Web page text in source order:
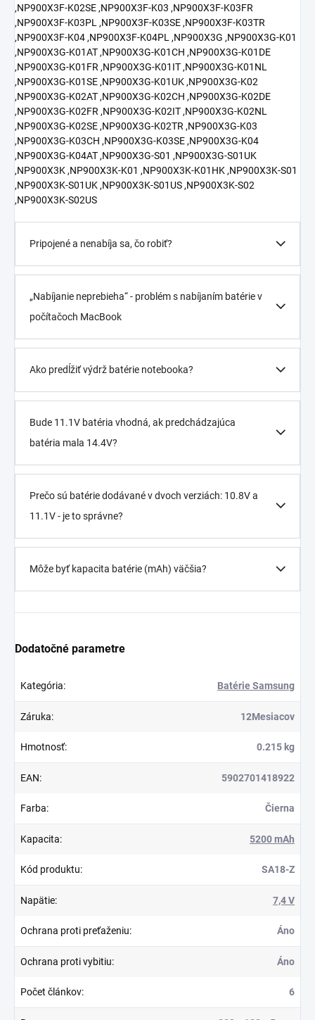
,NP900X3F-K02SE ,NP900X3F-K03 ,NP900X3F-K03FR
,NP900X3F-K03PL ,NP900X3F-K03SE ,NP900X3F-K03TR
,NP900X3F-K04 ,NP900X3F-K04PL ,NP900X3G ,NP900X3G-K01
,NP900X3G-K01AT ,NP900X3G-K01CH ,NP900X3G-K01DE
,NP900X3G-K01FR ,NP900X3G-K01IT ,NP900X3G-K01NL
,NP900X3G-K01SE ,NP900X3G-K01UK ,NP900X3G-K02
,NP900X3G-K02AT ,NP900X3G-K02CH ,NP900X3G-K02DE
,NP900X3G-K02FR ,NP900X3G-K02IT ,NP900X3G-K02NL
,NP900X3G-K02SE ,NP900X3G-K02TR ,NP900X3G-K03
,NP900X3G-K03CH ,NP900X3G-K03SE ,NP900X3G-K04
,NP900X3G-K04AT ,NP900X3G-S01 ,NP900X3G-S01UK
,NP900X3K ,NP900X3K-K01 ,NP900X3K-K01HK ,NP900X3K-S01
,NP900X3K-S01UK ,NP900X3K-S01US ,NP900X3K-S02
,NP900X3K-S02US
Pripojené a nenabíja sa, čo robiť?
„Nabíjanie neprebieha“ - problém s nabíjaním batérie v
počítačoch MacBook
Ako predĺžiť výdrž batérie notebooka?
Bude 11.1V batéria vhodná, ak predchádzajúca
batéria mala 14.4V?
Prečo sú batérie dodávané v dvoch verziách: 10.8V a
11.1V - je to správne?
Môže byť kapacita batérie (mAh) väčšia?
Dodatočné parametre
Kategória: Batérie Samsung
Záruka: 12Mesiacov
Hmotnosť: 0.215 kg
EAN: 5902701418922
Farba: Čierna
Kapacita: 5200 mAh
Kód produktu: SA18-Z
Napätie: 7,4 V
Ochrana proti preťaženiu: Áno
Ochrana proti vybitiu: Áno
Počet článkov: 6